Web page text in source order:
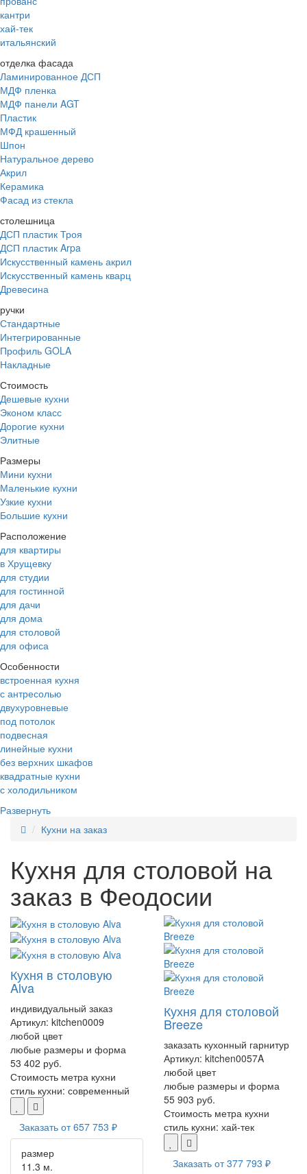
кантри
хай-тек
итальянский
отделка фасада
Ламинированное ДСП
МДФ пленка
МДФ панели AGT
Пластик
МФД крашенный
Шпон
Натуральное дерево
Акрил
Керамика
Фасад из стекла
столешница
ДСП пластик Троя
ДСП пластик Arpa
Искусственный камень акрил
Искусственный камень кварц
Древесина
ручки
Стандартные
Интегрированные
Профиль GOLA
Накладные
Стоимость
Дешевые кухни
Эконом класс
Дорогие кухни
Элитные
Размеры
Мини кухни
Маленькие кухни
Узкие кухни
Большие кухни
Расположение
для квартиры
в Хрущевку
для студии
для гостинной
для дачи
для дома
для столовой
для офиса
Особенности
встроенная кухня
с антресолью
двухуровневые
под потолок
подвесная
линейные кухни
без верхних шкафов
квадратные кухни
с холодильником
Развернуть
Кухни на заказ
Кухня для столовой на
заказ в Феодосии
Кухня в столовую
Alva
индивидуальный заказ
Артикул: kitchen0009
любой цвет
любые размеры и форма
53 402 руб.
Стоимость метра кухни
стиль кухни: современный
Заказать от657 753 ₽
размер
11.3 м.
Кухня для столовой
Breeze
заказать кухонный гарнитур
Артикул: kitchen0057A
любой цвет
любые размеры и форма
55 903 руб.
Стоимость метра кухни
стиль кухни: хай-тек
Заказать от377 793 ₽